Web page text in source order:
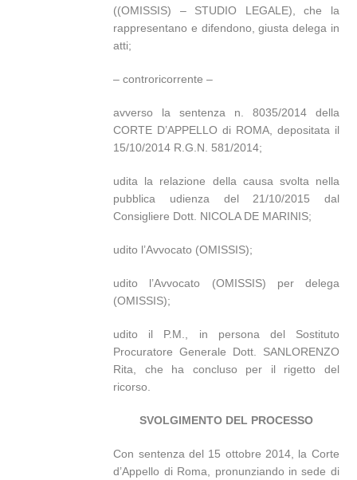
((OMISSIS) – STUDIO LEGALE), che la
rappresentano e difendono, giusta delega in
atti;
– controricorrente –
avverso la sentenza n. 8035/2014 della
CORTE D’APPELLO di ROMA, depositata il
15/10/2014 R.G.N. 581/2014;
udita la relazione della causa svolta nella
pubblica udienza del 21/10/2015 dal
Consigliere Dott. NICOLA DE MARINIS;
udito l’Avvocato (OMISSIS);
udito l’Avvocato (OMISSIS) per delega
(OMISSIS);
udito il P.M., in persona del Sostituto
Procuratore Generale Dott. SANLORENZO
Rita, che ha concluso per il rigetto del
ricorso.
SVOLGIMENTO DEL PROCESSO
Con sentenza del 15 ottobre 2014, la Corte
d’Appello di Roma, pronunziando in sede di